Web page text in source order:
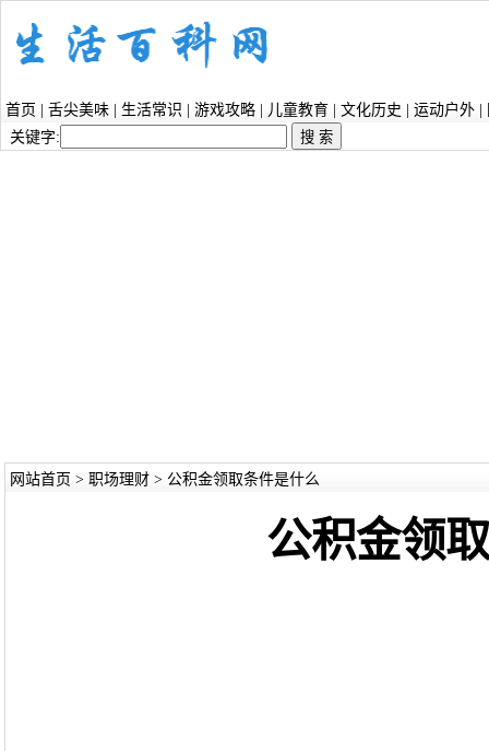
首页 舌尖美味 生活常识 游戏攻略 儿童教育 文化历史 运动户外
关键字:
网站首页 > 职场理财> 公积金领取条件是什么
公积金领